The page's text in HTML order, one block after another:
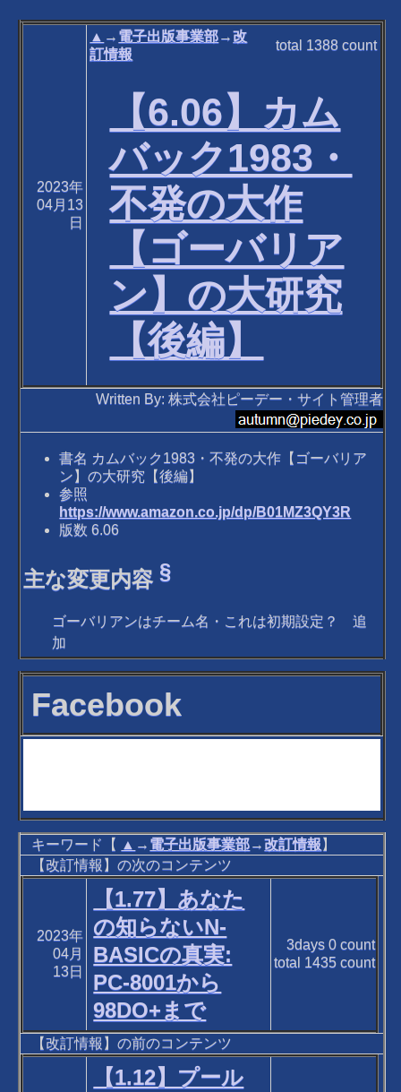
2023年
04月13
日
▲ → 電子出版事業部→改
訂情報
total 1388 count
【6.06】カム
バック1983・
不発の大作
【ゴーバリア
ン】の大研究
【後編】
Written By: 株式会社ピーデー・サイト管理者
書名 カムバック1983・不発の大作【ゴーバリア
ン】の大研究【後編】
参照
https://www.amazon.co.jp/dp/B01MZ3QY3R
版数 6.06
主な変更内容§
ゴーバリアンはチーム名・これは初期設定？ 追
加
Facebook
キーワード【 ▲ → 電子出版事業部→改訂情報】
【改訂情報】の次のコンテンツ
2023年
04月
13日
【1.77】あなた
の知らないN-
BASICの真実:
PC-8001から
98DO+まで
3days 0count
total 1435count
【改訂情報】の前のコンテンツ
【1.12】プール